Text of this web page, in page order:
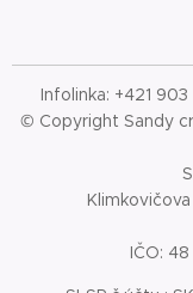
Infolinka: +421
© Copyright Sandy
IČO: